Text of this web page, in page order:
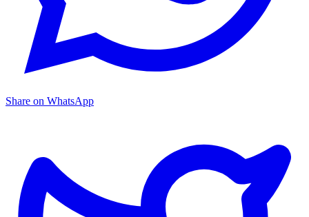
Share on WhatsApp